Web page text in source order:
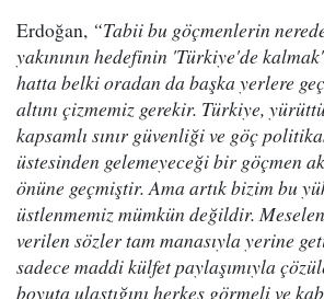
Erdoğan, “Tabii bu göçmenlerin
yakınının hedefinin 'Türkiye'de
hatta belki oradan da başka yerlere
altını çizmemiz gerekir. Türkiye,
kapsamlı sınır güvenliği ve göç
üstesinden gelemeyeceği bir göçmen
önüne geçmiştir. Ama artık bizim bu
üstlenmemiz mümkün değildir.
verilen sözler tam manasıyla yerine
sadece maddi külfet paylaşımıyla
boyuta ulaştığını herkes görmeli ve